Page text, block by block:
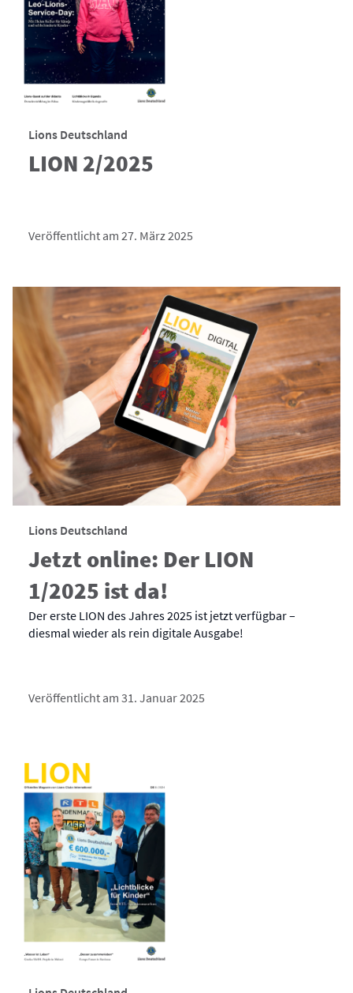
Lions Deutschland
LION 2/2025
Veröffentlicht am 27. März 2025
Lions Deutschland
Jetzt online: Der LION
1/2025 ist da!
Der erste LION des Jahres 2025 ist jetzt verfügbar –
diesmal wieder als rein digitale Ausgabe!
Veröffentlicht am 31. Januar 2025